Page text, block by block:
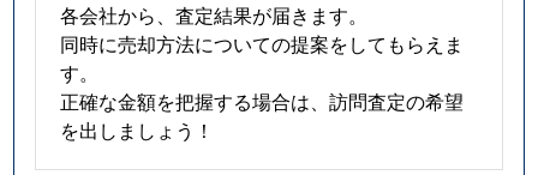
各会社から、査定結果が届きます。
同時に売却方法についての提案をしてもらえま
す。
正確な金額を把握する場合は、訪問査定の希望
を出しましょう！